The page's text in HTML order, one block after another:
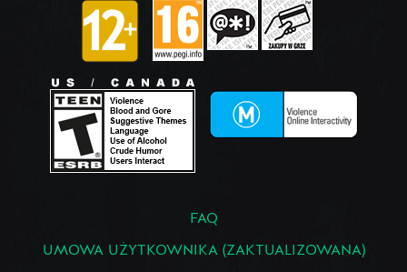
FAQ
UMOWA UŻYTKOWNIKA (ZAKTUALIZOWANA)